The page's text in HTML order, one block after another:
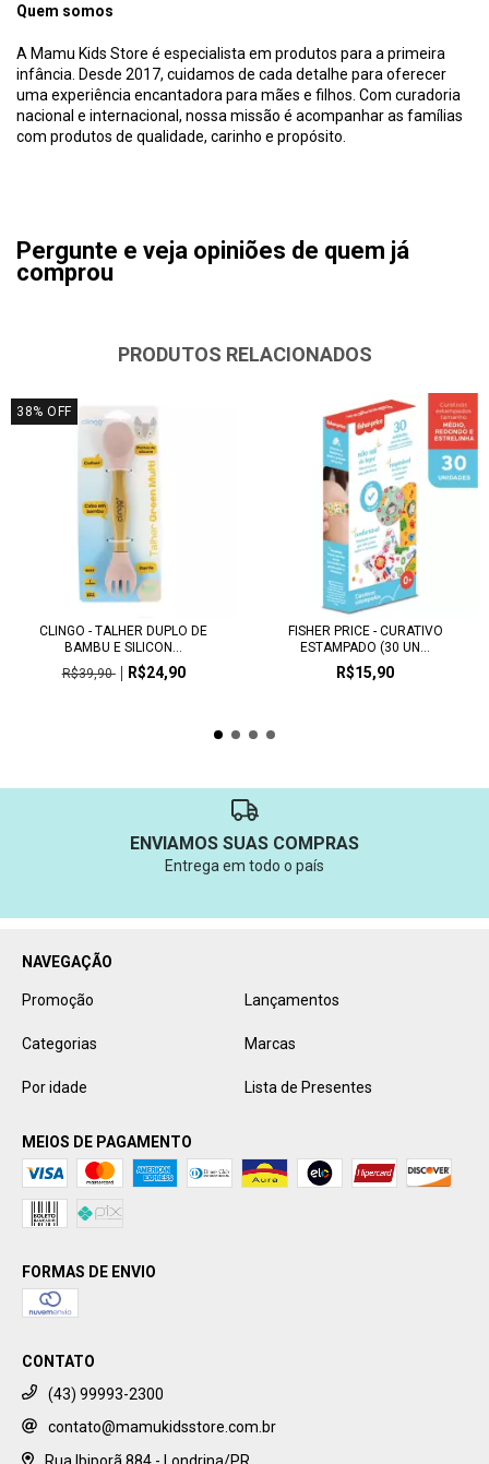
Quem somos
A Mamu Kids Store é especialista em produtos para a primeira
infância. Desde 2017, cuidamos de cada detalhe para oferecer
uma experiência encantadora para mães e filhos. Com curadoria
nacional e internacional, nossa missão é acompanhar as famílias
com produtos de qualidade, carinho e propósito.
Pergunte e veja opiniões de quem já
comprou
PRODUTOS RELACIONADOS
38% OFF
CLINGO - TALHER DUPLO DE
BAMBU E SILICON...
R$39,90
R$24,90
FISHER PRICE - CURATIVO
ESTAMPADO (30 UN...
R$15,90
ENVIAMOS SUAS COMPRAS
Entrega em todo o país
NAVEGAÇÃO
Promoção Lançamentos
Categorias Marcas
Por idade Lista de Presentes
MEIOS DE PAGAMENTO
FORMAS DE ENVIO
CONTATO
(43) 99993-2300
contato@mamukidsstore.com.br